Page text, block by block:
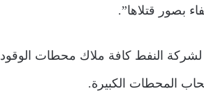
بصور قتلاها”.
لشركة النفط كافة ملاك محطات الوقود
المحطات الكبيرة.